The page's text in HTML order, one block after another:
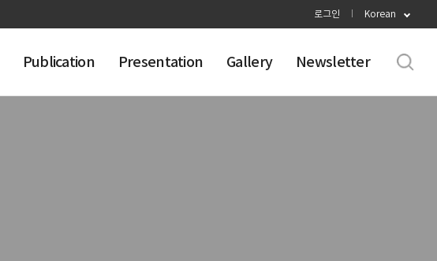
로그인 Korean
Publication Presentation Gallery Newsletter